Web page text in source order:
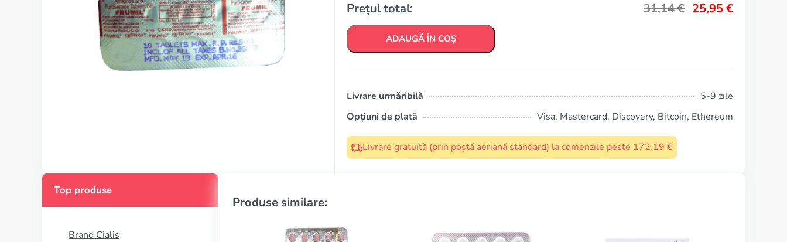
Prețul total: 31,14€ 25,95€
ADAUGĂ ÎN COȘ
Livrare urmăribilă
5-9 zile
Opțiuni de plată
Visa, Mastercard, Discovery, Bitcoin, Ethereum
Livrare gratuită (prin poștă aeriană standard) la comenzile peste 172,19 €
Top produse
Brand Cialis
Produse similare: